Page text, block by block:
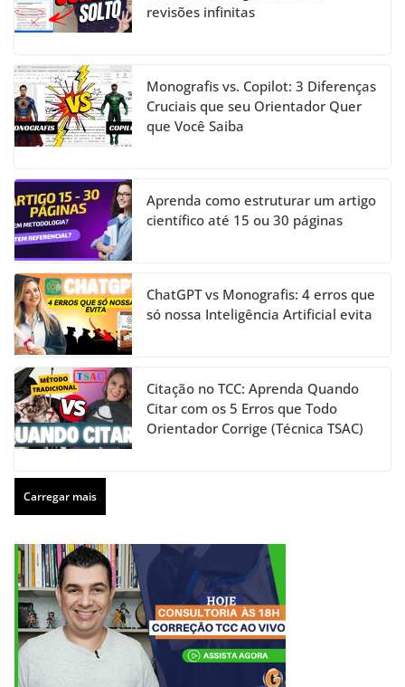
revisões infinitas
Monografis vs. Copilot: 3 Diferenças
Cruciais que seu Orientador Quer
que Você Saiba
Aprenda como estruturar um artigo
científico até 15 ou 30 páginas
ChatGPT vs Monografis: 4 erros que
só nossa Inteligência Artificial evita
Citação no TCC: Aprenda Quando
Citar com os 5 Erros que Todo
Orientador Corrige (Técnica TSAC)
Carregar mais